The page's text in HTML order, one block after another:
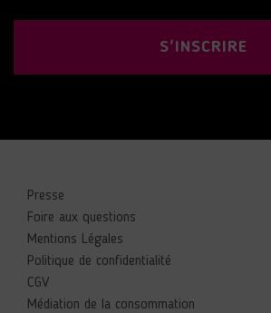
S'INSCRIRE
Presse
Foire aux questions
Mentions Légales
Politique de confidentialité
CGV
Médiation de la consommation